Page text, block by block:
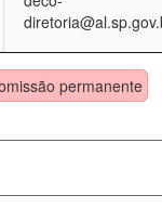
permanente